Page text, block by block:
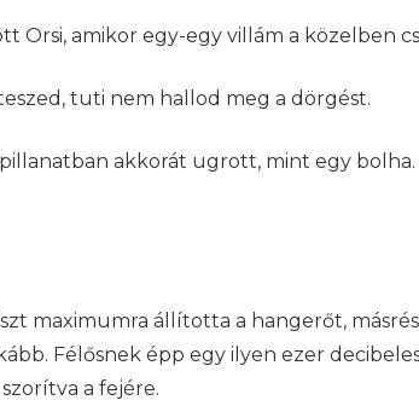
Orsi, amikor egy-egy villám a közelben
tuti nem hallod meg a dörgést.
akkorát ugrott, mint egy
maximumra állította a hangerőt,
Félősnek épp egy ilyen ezer
a fejére.